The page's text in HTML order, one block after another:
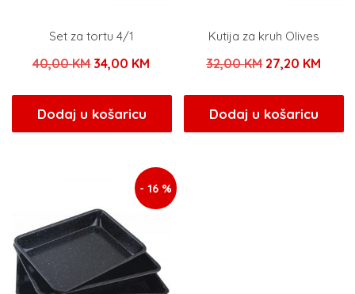
Set za tortu 4/1
40,00KM Izvorna
bila
je:
34,00 KM
34,00 KM.
Dodaj u košaricu
Kutija za kruh Olives
32,00KM Izvorna
bila
je:
27,20 KM
Dodaj u košaricu
- 16 %